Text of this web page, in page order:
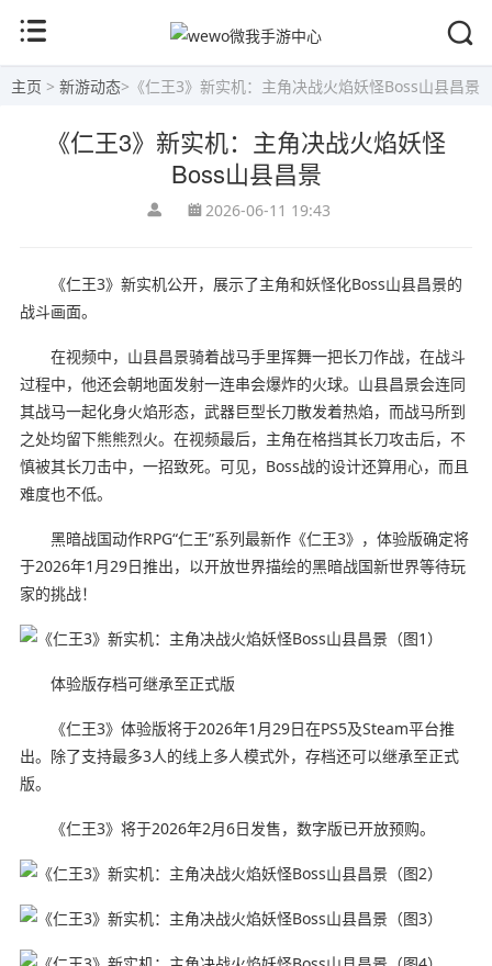
主页 > 新游动态> 《仁王3》新实机：主角决战火焰妖怪Boss山县昌景
《仁王3》新实机：主角决战火焰妖怪
Boss山县昌景
2026-06-11 19:43
《仁王3》新实机公开，展示了主角和妖怪化Boss山县昌景的
战斗画面。
在视频中，山县昌景骑着战马手里挥舞一把长刀作战，在战斗
过程中，他还会朝地面发射一连串会爆炸的火球。山县昌景会连同
其战马一起化身火焰形态，武器巨型长刀散发着热焰，而战马所到
之处均留下熊熊烈火。在视频最后，主角在格挡其长刀攻击后，不
慎被其长刀击中，一招致死。可见，Boss战的设计还算用心，而且
难度也不低。
黑暗战国动作RPG“仁王”系列最新作《仁王3》，体验版确定将
于2026年1月29日推出，以开放世界描绘的黑暗战国新世界等待玩
家的挑战！
体验版存档可继承至正式版
《仁王3》体验版将于2026年1月29日在PS5及Steam平台推
出。除了支持最多3人的线上多人模式外，存档还可以继承至正式
版。
《仁王3》将于2026年2月6日发售，数字版已开放预购。